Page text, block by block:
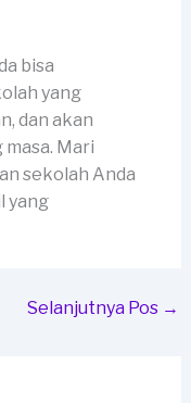
bisa
yang
dan akan
Mari
sekolah Anda
yang
Selanjutnya Pos →